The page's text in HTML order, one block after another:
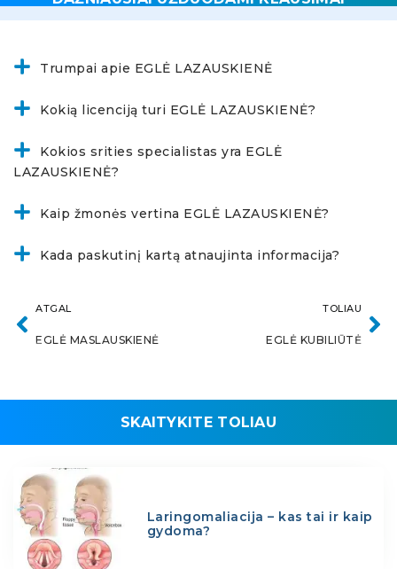
Trumpai apie EGLĖ LAZAUSKIENĖ
Kokią licenciją turi EGLĖ LAZAUSKIENĖ?
Kokios srities specialistas yra EGLĖ
LAZAUSKIENĖ?
Kaip žmonės vertina EGLĖ LAZAUSKIENĖ?
Kada paskutinį kartą atnaujinta informacija?
ATGAL
EGLĖ MASLAUSKIENĖ
TOLIAU
EGLĖ KUBILIŪTĖ
SKAITYKITE TOLIAU
Laringomaliacija – kas tai ir kaip
gydoma?